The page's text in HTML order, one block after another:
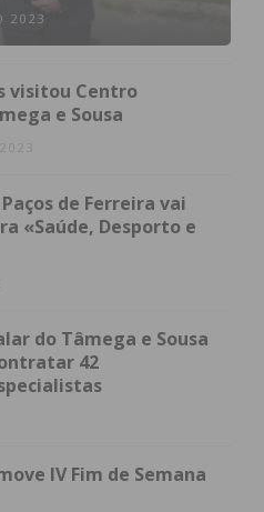
2023
visitou Centro
e Sousa
de Ferreira vai
«Saúde, Desporto e
do Tâmega e Sousa
42
IV Fim de Semana